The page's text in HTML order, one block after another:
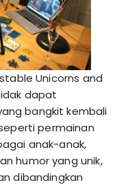
Unicorns and
dapat
bangkit kembali
permainan
anak-anak,
humor yang unik,
dibandingkan